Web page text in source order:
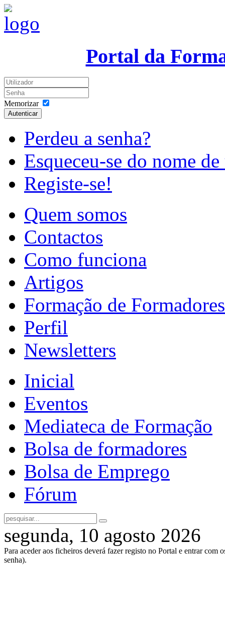
Portal da
Memorizar
Autenticar
Perdeu a senha?
Esqueceu-se do nome
Registe-se!
Quem somos
Contactos
Como funciona
Artigos
Formação de Formadores
Perfil
Newsletters
Inicial
Eventos
Mediateca de Formação
Bolsa de formadores
Bolsa de Emprego
Fórum
segunda, 10 agosto 2026
Para aceder aos ficheiros deverá fazer registo no Portal e entrar com
senha).